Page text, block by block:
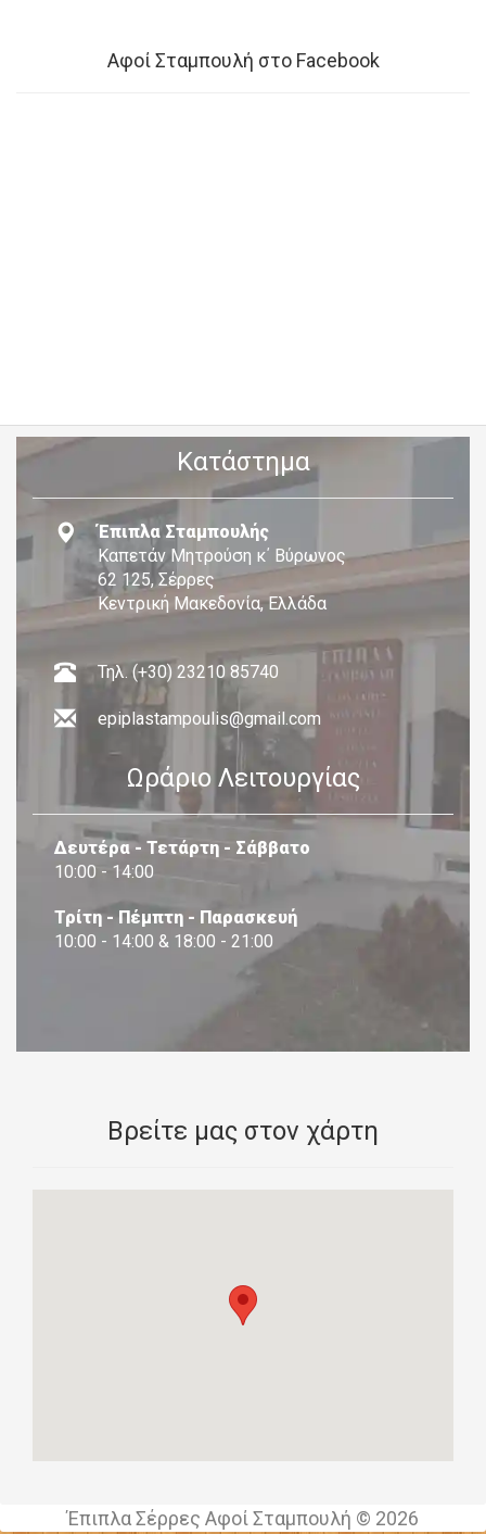
Αφοί Σταμπουλή στο Facebook
Κατάστημα
Έπιπλα Σταμπουλής
Καπετάν Μητρούση κ΄ Βύρωνος
62 125, Σέρρες
Κεντρική Μακεδονία, Ελλάδα
Τηλ. (+30) 23210 85740
epiplastampoulis@gmail.com
Ωράριο Λειτουργίας
Δευτέρα - Τετάρτη - Σάββατο
10:00 - 14:00
Τρίτη - Πέμπτη - Παρασκευή
10:00 - 14:00 & 18:00 - 21:00
Βρείτε μας στον χάρτη
Έπιπλα Σέρρες Αφοί Σταμπουλή © 2026